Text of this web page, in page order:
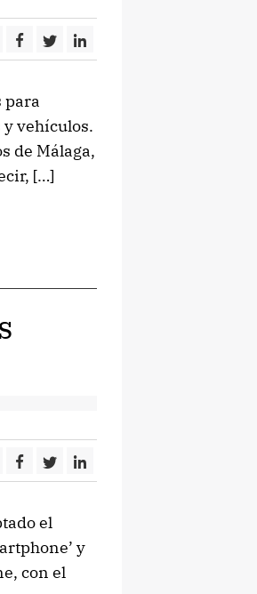
para
vehículos.
de Málaga,
[…]
el
y
con el